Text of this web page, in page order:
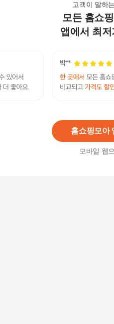
고객이 말하
모든 홈쇼
앱에서 최저
홈쇼핑모아
모바일 웹
마담엘레강스 마
221JK03
22,410 원
[마담엘레강스][